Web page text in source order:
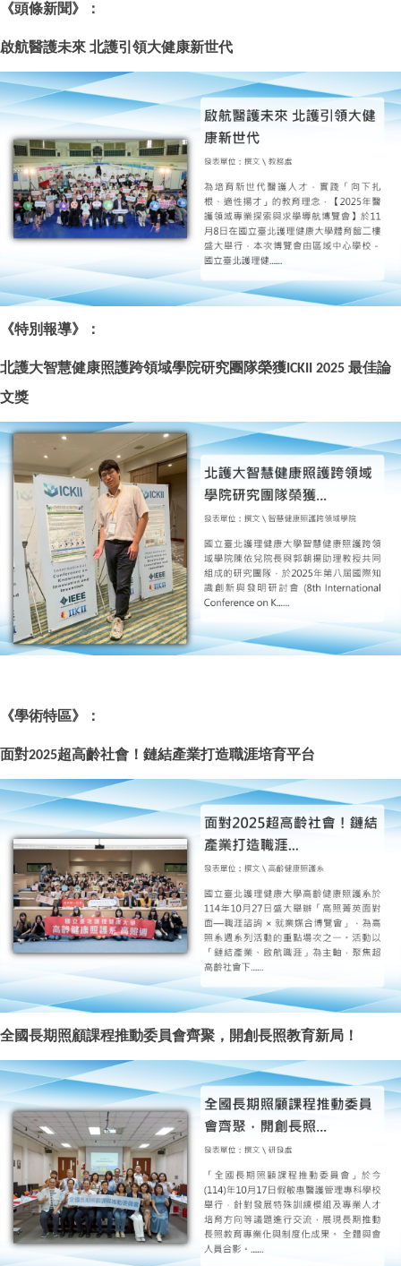
《頭條新聞》 ：
啟航醫護未來 北護引領大健康新世代
《特別報導》：
北護大智慧健康照護跨領域學院研究團隊榮獲 ICKII 2025 最佳論
文獎
《學術特區》：
面對2025超高齡社會！鏈結產業打造職涯培育平台
全國長期照顧課程推動委員會齊聚，開創長照教育新局！